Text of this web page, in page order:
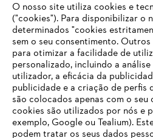
Opções de
Empresa
O nosso site utiliza cookies e
("cookies"). Para disponibilizar o
determinados "cookies
sem o seu consentimento.
para otimizar a facilidade de
personalizado, incluindo a
utilizador, a eficácia da
publicidade e a criação de perfis
são colocados apenas com o seu
cookies são utilizados por nós e
exemplo, Google ou Tealium).
podem tratar os seus dados